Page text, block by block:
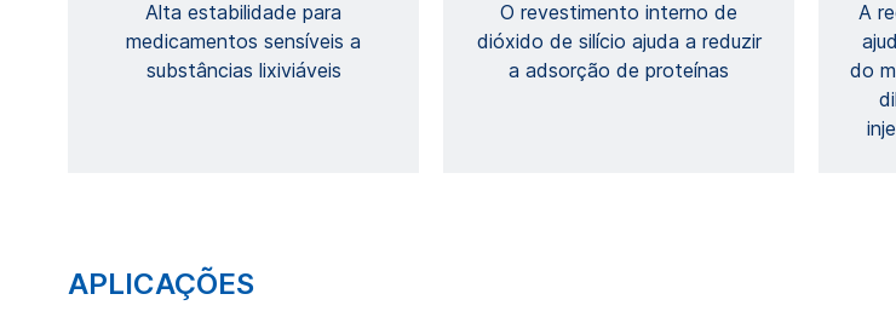
Alta estabilidade para
medicamentos sensíveis a
substâncias lixiviáveis
O revestimento interno de
dióxido de silício ajuda a reduzir
a adsorção de proteínas
A
do
APLICAÇÕES